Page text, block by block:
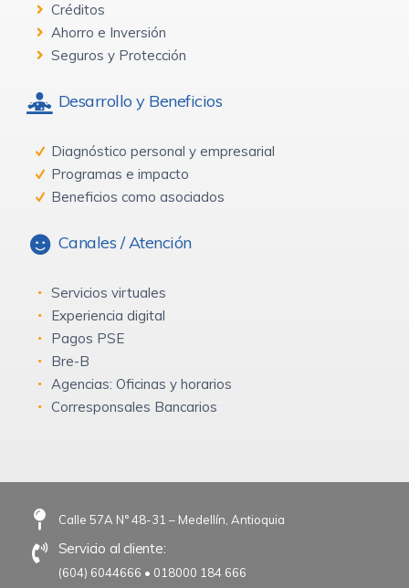
Créditos
Ahorro e Inversión
Seguros y Protección
Desarrollo y Beneficios
Diagnóstico personal y empresarial
Programas e impacto
Beneficios como asociados
Canales / Atención
Servicios virtuales
Experiencia digital
Pagos PSE
Bre-B
Agencias: Oficinas y horarios
Corresponsales Bancarios
Calle 57A N° 48-31 – Medellín, Antioquia
Servicio al cliente:
(604) 6044666 • 018000 184 666